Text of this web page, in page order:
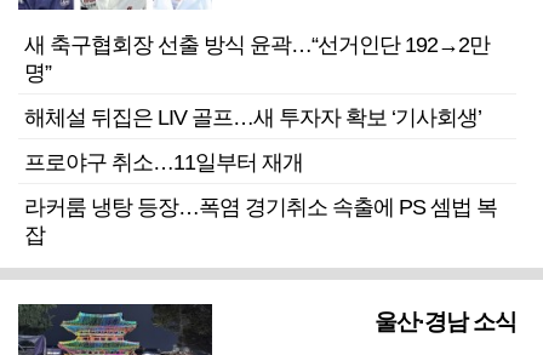
새 축구협회장 선출 방식 윤곽…“선거인단 192→2만
명”
해체설 뒤집은 LIV 골프…새 투자자 확보 ‘기사회생’
프로야구 취소…11일부터 재개
라커룸 냉탕 등장…폭염 경기취소 속출에 PS 셈법 복
잡
울산·경남 소식